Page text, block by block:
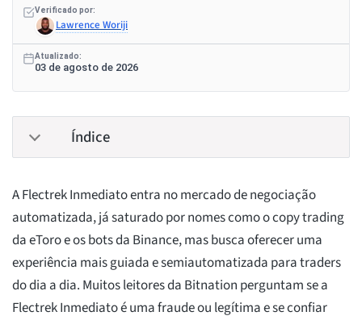
Verificado por:
Lawrence Woriji
Atualizado:
03 de agosto de 2026
Índice
A Flectrek Inmediato entra no mercado de negociação
automatizada, já saturado por nomes como o copy trading
da eToro e os bots da Binance, mas busca oferecer uma
experiência mais guiada e semiautomatizada para traders
do dia a dia. Muitos leitores da Bitnation perguntam se a
Flectrek Inmediato é uma fraude ou legítima e se confiar